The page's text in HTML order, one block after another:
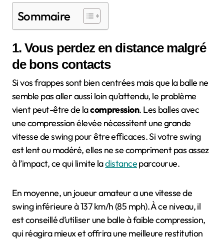
Sommaire
1. Vous perdez en distance malgré
de bons contacts
Si vos frappes sont bien centrées mais que la balle ne
semble pas aller aussi loin qu’attendu, le problème
vient peut-être de lacompression. Les balles avec
une compression élevée nécessitent une grande
vitesse de swing pour être efficaces. Si votre swing
est lent ou modéré, elles ne se compriment pas assez
à l’impact, ce qui limite ladistanceparcourue.
En moyenne, un joueur amateur a une vitesse de
swing inférieure à 137 km/h (85 mph). À ce niveau, il
est conseillé d’utiliser une balle à faible compression,
qui réagira mieux et offrira une meilleure restitution